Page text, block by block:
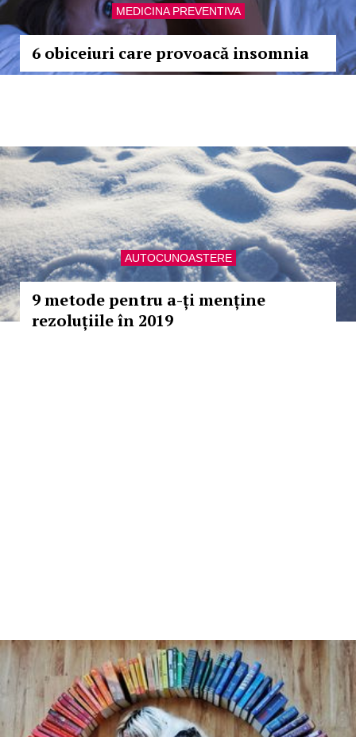
MEDICINA PREVENTIVA
6 obiceiuri care provoacă insomnia
AUTOCUNOASTERE
9 metode pentru a-ți menține
rezoluțiile în 2019